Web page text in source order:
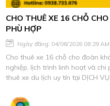
CHO THUÊ XE 16 CHỖ
PHÙ HỢP
Ngày đăng: 04/08/2026 08:29 AM
Cho thuê xe 16 chỗ cho đoàn
nghiệp, lịch trình linh hoạt và chi
thuê xe du lịch uy tín tại DỊCH